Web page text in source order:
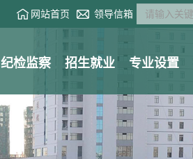
网站首页 领导信箱
纪检监察 招生就业 专业设置